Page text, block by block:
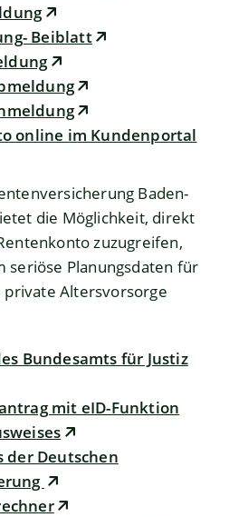
Beiblatt
online im Kundenportal
Baden-
die Möglichkeit, direkt
zuzugreifen,
seriöse Planungsdaten für
private Altersvorsorge
Bundesamts für Justiz
mit eID-Funktion
der Deutschen